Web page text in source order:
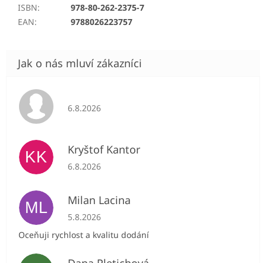
ISBN:
978-80-262-2375-7
EAN: 9788026223757
Hodnocení obchodu je 5 z 5 hvězdiček.
6.8.2026
KK Kryštof Kantor
Hodnocení obchodu je 5 z 5 hvězdiček.
6.8.2026
ML Milan Lacina
Hodnocení obchodu je 5 z 5 hvězdiček.
5.8.2026
Oceňuji rychlost a kvalitu dodání